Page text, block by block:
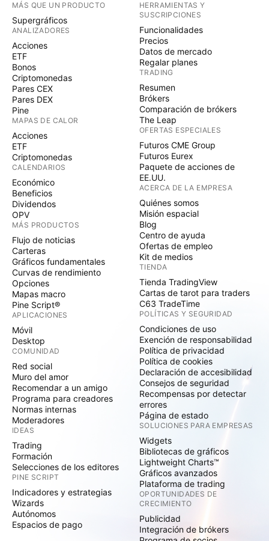
MÁS QUE UN PRODUCTO
Supergráficos
ANALIZADORES
Acciones
ETF
Bonos
Criptomonedas
Pares CEX
Pares DEX
Pine
MAPAS DE CALOR
Acciones
ETF
Criptomonedas
CALENDARIOS
Económico
Beneficios
Dividendos
OPV
MÁS PRODUCTOS
Flujo de noticias
Carteras
Gráficos fundamentales
Curvas de rendimiento
Opciones
Mapas macro
Pine Script®
APLICACIONES
Móvil
Desktop
COMUNIDAD
Red social
Muro del amor
Recomendar a un amigo
Programa para creadores
Normas internas
Moderadores
IDEAS
Trading
Formación
Selecciones de los editores
PINE SCRIPT
Indicadores y estrategias
Wizards
Autónomos
Espacios de pago
HERRAMIENTAS Y
SUSCRIPCIONES
Funcionalidades
Precios
Datos de mercado
Regalar planes
TRADING
Resumen
Brókers
Comparación de brókers
The Leap
OFERTAS ESPECIALES
Futuros CME Group
Futuros Eurex
Paquete de acciones de
EE.UU.
ACERCA DE LA EMPRESA
Quiénes somos
Misión espacial
Blog
Centro de ayuda
Ofertas de empleo
Kit de medios
TIENDA
Tienda TradingView
Cartas de tarot para traders
C63 TradeTime
POLÍTICAS Y SEGURIDAD
Condiciones de uso
Exención de responsabilidad
Política de privacidad
Política de cookies
Declaración de accesibilidad
Consejos de seguridad
Recompensas por detectar
errores
Página de estado
SOLUCIONES PARA EMPRESAS
Widgets
Bibliotecas de gráficos
Lightweight Charts™
Gráficos avanzados
Plataforma de trading
OPORTUNIDADES DE
CRECIMIENTO
Publicidad
Integración de brókers